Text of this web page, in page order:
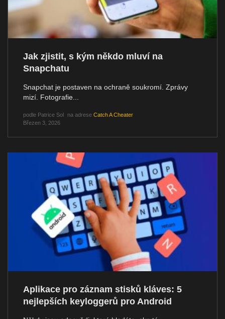
Jak zjistit, s kým někdo mluví na
Snapchatu
Snapchat je postaven na ochraně soukromí. Zprávy
mizí. Fotografie...
podle Patrice Sol na adrese Catch A Cheater
Březen 3, 2026
Aplikace pro záznam stisků kláves: 5
nejlepších keyloggerů pro Android